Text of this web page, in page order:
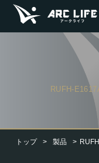
トップ 製品 RUFH-
RUFH-